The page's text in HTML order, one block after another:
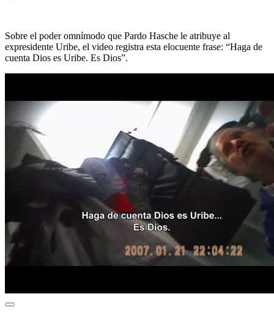
Sobre el poder omnímodo que Pardo Hasche le atribuye al
expresidente Uribe, el video registra esta elocuente frase: “Haga de
cuenta Dios es Uribe. Es Dios”.